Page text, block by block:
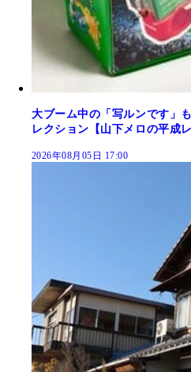
大ブーム中の「写ルンです」
レクション【山下メロの平成
2026年08月05日 17:00